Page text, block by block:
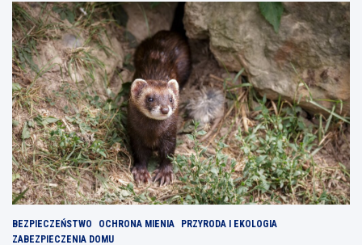
BEZPIECZEŃSTWO OCHRONA MIENIA
PRZYRODA I EKOLOGIA
ZABEZPIECZENIA DOMU